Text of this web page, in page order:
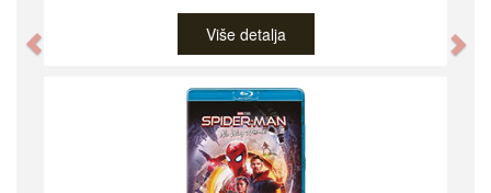
Više detalja